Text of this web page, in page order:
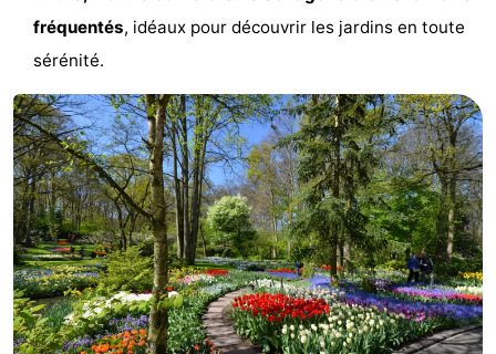
Méridionale
-
Nature
Hollands
Duin
-
Katwijk
-
Scheveningen
-
La
-
fréquentés, idéaux pour découvrir les jardins en toute
sérénité.